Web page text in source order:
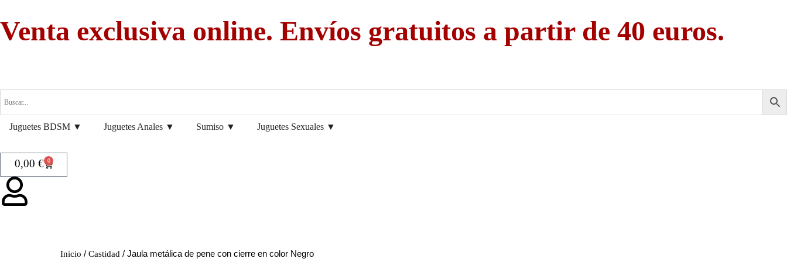
Venta exclusiva online. Envíos gratuitos a partir de 40 euros.
Juguetes BDSM ▼ Juguetes Anales ▼ Sumiso ▼ Juguetes Sexuales ▼
0,00 € 0
Inicio / Castidad / Jaula metálica de pene con cierre en color Negro